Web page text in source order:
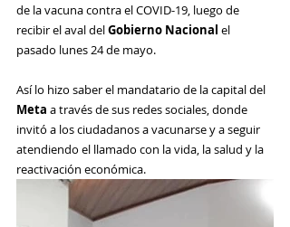
de la vacuna contra el COVID-19, luego de
recibir el aval del Gobierno Nacional el
pasado lunes 24 de mayo.
Así lo hizo saber el mandatario de la capital del
Meta a través de sus redes sociales, donde
invitó a los ciudadanos a vacunarse y a seguir
atendiendo el llamado con la vida, la salud y la
reactivación económica.